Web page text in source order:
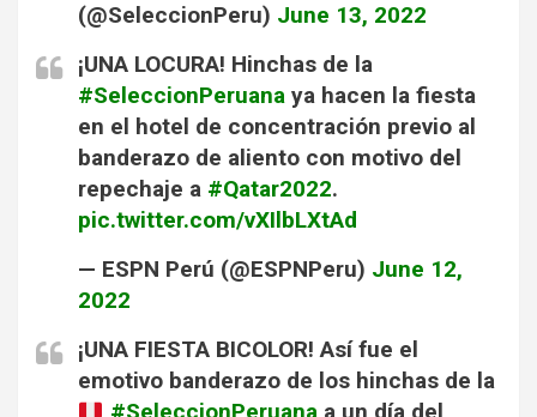
(@SeleccionPeru) June 13, 2022
¡UNA LOCURA! Hinchas de la
#SeleccionPeruana ya hacen la fiesta
en el hotel de concentración previo al
banderazo de aliento con motivo del
repechaje a #Qatar2022.
pic.twitter.com/vXIlbLXtAd
— ESPN Perú (@ESPNPeru) June 12,
2022
¡UNA FIESTA BICOLOR! Así fue el
emotivo banderazo de los hinchas de la